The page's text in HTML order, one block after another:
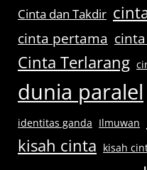
Cinta dan Takdir
cinta pertama
Cinta Terlarang
dunia paralel
identitas ganda Ilmuwan
kisah cinta kisah